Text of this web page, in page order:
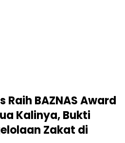
Raih BAZNAS Award
Kalinya, Bukti
Zakat di